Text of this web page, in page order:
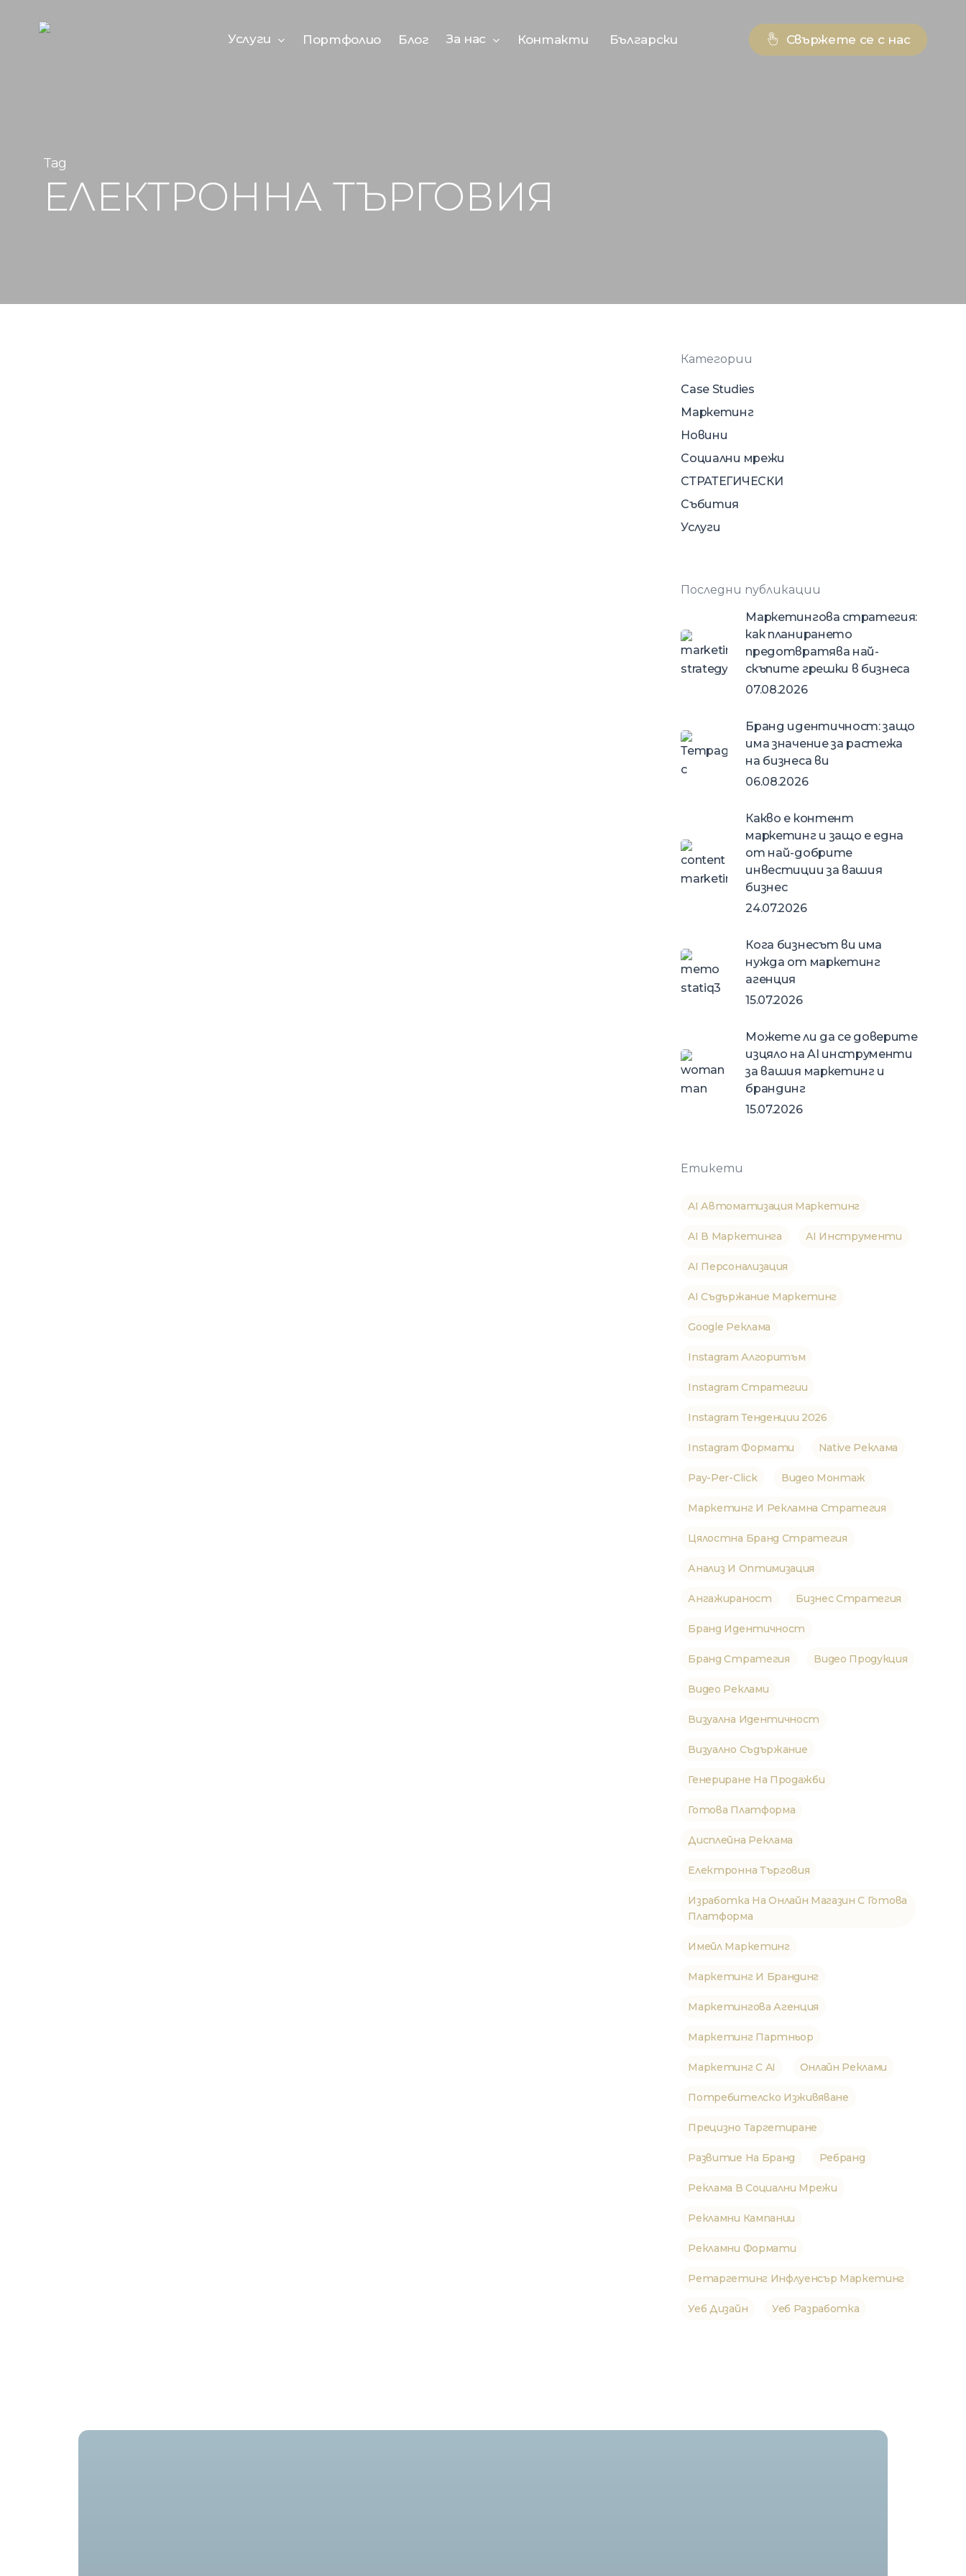
Услуги Портфолио Блог За нас Контакти Български Свържете се с нас
Tag
ЕЛЕКТРОННА ТЪРГОВИЯ
Категории
Case Studies
Маркетинг
Новини
Социални мрежи
СТРАТЕГИЧЕСКИ
Събития
Услуги
Последни публикации
Маркетингова стратегия:
как планирането
предотвратява най-
скъпите грешки в бизнеса
07.08.2026
Бранд идентичност: защо
има значение за растежа
на бизнеса ви
06.08.2026
Какво е контент
маркетинг и защо е една
от най-добрите
инвестиции за вашия
бизнес
24.07.2026
Кога бизнесът ви има
нужда от маркетинг
агенция
15.07.2026
Можете ли да се доверите
изцяло на AI инструменти
за вашия маркетинг и
брандинг
15.07.2026
Етикети
AI Автоматизация Маркетинг
AI В Маркетинга AI Инструменти
AI Персонализация
AI Съдържание Маркетинг
Google Реклама
Instagram Алгоритъм
Instagram Стратегии
Instagram Тенденции 2026
Instagram Формати Native Реклама
Pay-Per-Click Видео Монтаж
Маркетинг И Рекламна Стратегия
Цялостна Бранд Стратегия
Анализ И Оптимизация
Ангажираност Бизнес Стратегия
Бранд Идентичност
Бранд Стратегия Видео Продукция
Видео Реклами
Визуална Идентичност
Визуално Съдържание
Генериране На Продажби
Готова Платформа
Дисплейна Реклама
Електронна Търговия
Изработка На Онлайн Магазин С Готова
Платформа
Имейл Маркетинг
Маркетинг И Брандинг
Маркетингова Агенция
Маркетинг Партньор
Маркетинг С AI Онлайн Реклами
Потребителско Изживяване
Прецизно Таргетиране
Развитие На Бранд Ребранд
Реклама В Социални Мрежи
Рекламни Кампании
Рекламни Формати
Ретаргетинг Инфлуенсър Маркетинг
Уеб Дизайн Уеб Разработка